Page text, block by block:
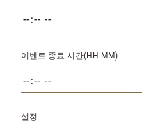
이벤트 종료 시간(HH:MM)
설정